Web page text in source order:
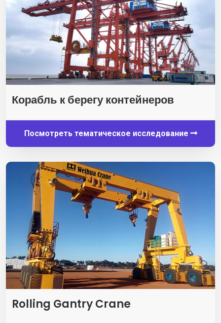
Корабль к берегу контейнеров
Посмотреть тематическое исследование
Rolling Gantry Crane